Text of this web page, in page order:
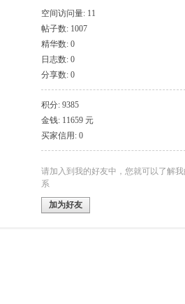
空间访问量: 11
帖子数: 1007
精华数: 0
日志数: 0
分享数: 0
积分: 9385
金钱: 11659 元
买家信用: 0
请加入到我的好友中，您就可以了解
系
加为好友